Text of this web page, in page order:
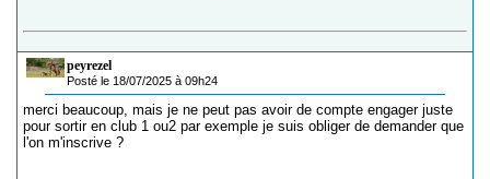
peyrezel
Posté le 18/07/2025 à 09h24
merci beaucoup, mais je ne peut pas avoir de compte engager juste
pour sortir en club 1 ou2 par exemple je suis obliger de demander que
l'on m'inscrive ?